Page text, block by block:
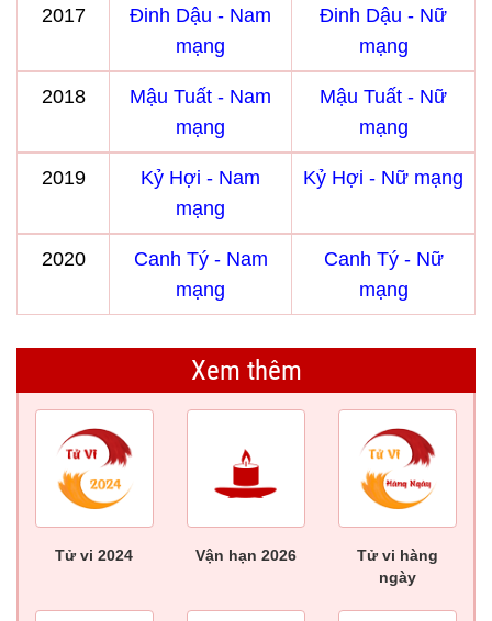
2017
Đinh Dậu - Nam
mạng
Đinh Dậu - Nữ
mạng
2018
Mậu Tuất - Nam
mạng
Mậu Tuất - Nữ
mạng
2019
Kỷ Hợi - Nam
mạng
Kỷ Hợi - Nữ mạng
2020
Canh Tý - Nam
mạng
Canh Tý - Nữ
mạng
Xem thêm
Tử vi 2024 Vận hạn 2026
Tử vi hàng
ngày